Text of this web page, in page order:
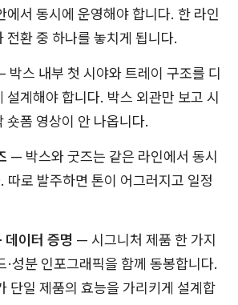
에서 동시에 운영해야 합니다. 한 라인
전환 중 하나를 놓치게 됩니다.
박스 내부 첫 시야와 트레이 구조를 디
설계해야 합니다. 박스 외관만 보고 시
숏폼 영상이 안 나옵니다.
— 박스와 굿즈는 같은 라인에서 동시
따로 발주하면 톤이 어그러지고 일정
이터 증명 — 시그니처 제품 한 가지
·성분 인포그래픽을 함께 동봉합니다.
단일 제품의 효능을 가리키게 설계합